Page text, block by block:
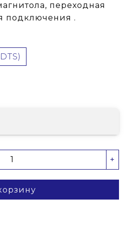
переходная
подключения .
(DTS)
+